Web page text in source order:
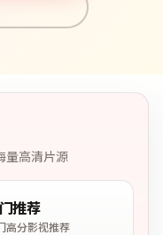
量高清片源
推荐
高分影视推荐